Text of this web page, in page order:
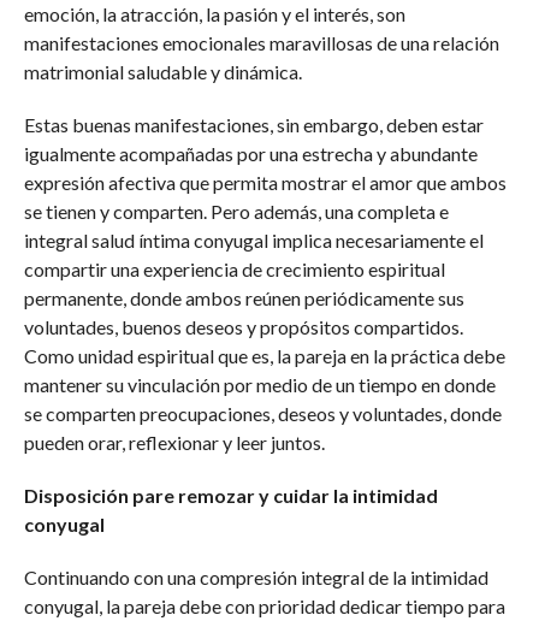
emoción, la atracción, la pasión y el interés, son
manifestaciones emocionales maravillosas de una relación
matrimonial saludable y dinámica.
Estas buenas manifestaciones, sin embargo, deben estar
igualmente acompañadas por una estrecha y abundante
expresión afectiva que permita mostrar el amor que ambos
se tienen y comparten. Pero además, una completa e
integral salud íntima conyugal implica necesariamente el
compartir una experiencia de crecimiento espiritual
permanente, donde ambos reúnen periódicamente sus
voluntades, buenos deseos y propósitos compartidos.
Como unidad espiritual que es, la pareja en la práctica debe
mantener su vinculación por medio de un tiempo en donde
se comparten preocupaciones, deseos y voluntades, donde
pueden orar, reflexionar y leer juntos.
Disposición pare remozar y cuidar la intimidad
conyugal
Continuando con una compresión integral de la intimidad
conyugal, la pareja debe con prioridad dedicar tiempo para